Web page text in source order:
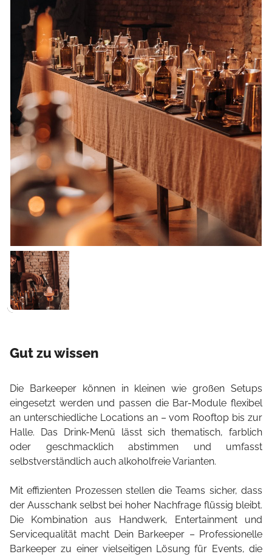
Gut zu wissen
Die Barkeeper können in kleinen wie großen Setups
eingesetzt werden und passen die Bar-Module flexibel
an unterschiedliche Locations an – vom Rooftop bis zur
Halle. Das Drink-Menü lässt sich thematisch, farblich
oder geschmacklich abstimmen und umfasst
selbstverständlich auch alkoholfreie Varianten.
Mit effizienten Prozessen stellen die Teams sicher, dass
der Ausschank selbst bei hoher Nachfrage flüssig bleibt.
Die Kombination aus Handwerk, Entertainment und
Servicequalität macht Dein Barkeeper – Professionelle
Barkeeper zu einer vielseitigen Lösung für Events, die